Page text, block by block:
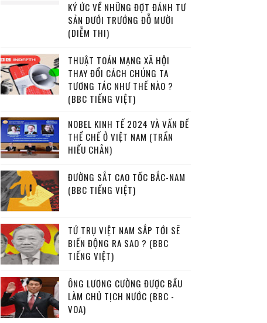
KÝ ỨC VỀ NHỮNG ĐỢT ĐÁNH TƯ
SẢN DƯỚI TRƯỚNG ĐỖ MƯỜI
(DIỄM THI)
THUẬT TOÁN MẠNG XÃ HỘI
THAY ĐỔI CÁCH CHÚNG TA
TƯƠNG TÁC NHƯ THẾ NÀO ?
(BBC TIẾNG VIỆT)
NOBEL KINH TẾ 2024 VÀ VẤN ĐỀ
THỂ CHẾ Ở VIỆT NAM (TRẦN
HIẾU CHÂN)
ĐƯỜNG SẮT CAO TỐC BẮC-NAM
(BBC TIẾNG VIỆT)
TỨ TRỤ VIỆT NAM SẮP TỚI SẼ
BIẾN ĐỘNG RA SAO ? (BBC
TIẾNG VIỆT)
ÔNG LƯƠNG CƯỜNG ĐƯỢC BẦU
LÀM CHỦ TỊCH NƯỚC (BBC -
VOA)